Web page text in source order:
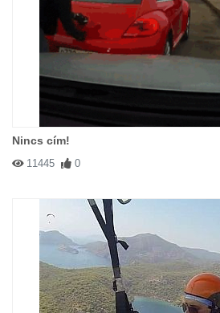
Nincs cím!
11445 0